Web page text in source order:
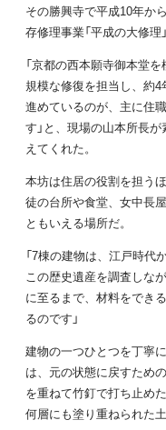
その勝興寺で平成10年か
存修理事業「平成の大修理
「京都の西本願寺御本堂
規模な修復を担当し、約
進めているのが、主に住
す」と、現場の山本所長
えてくれた。
本坊は住居の役割を担う
徒の台所や食堂、女中長
ともいえる場所だ。
「7棟の建物は、江戸時代
この歴史遺産を調査しな
に至るまで、材料をでき
るのです」
建物の一つひとつを丁寧
は、元の状態に戻すため
を重ねて竹釘で打ち止めた
何層にも塗り重ねられた